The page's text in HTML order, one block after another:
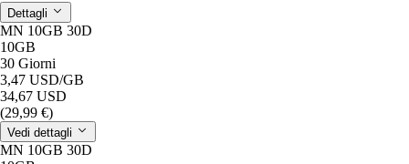
Dettagli
MN 10GB 30D
10GB
30 Giorni
3,47 USD/GB
34,67 USD
(29,99 €)
Vedi dettagli
MN 10GB 30D